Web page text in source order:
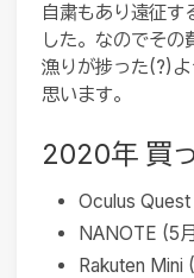
自粛もあり遠征す
した。なのでその
漁りが捗った(?)
思います。
2020年 買
Oculus
NANOTE (5
Rakuten Mini